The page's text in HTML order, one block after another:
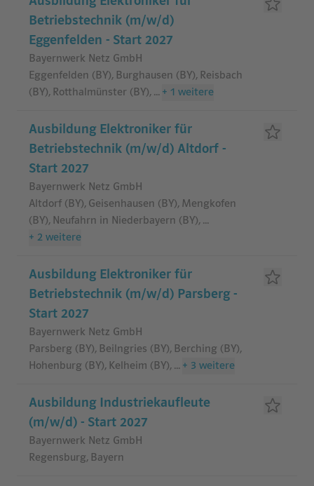
Betriebstechnik (m/w/d)
Eggenfelden - Start 2027
Bayernwerk Netz GmbH
Eggenfelden (BY), Burghausen (BY), Reisbach
(BY), Rotthalmünster (BY), ... + 1 weitere
Ausbildung Elektroniker für
Betriebstechnik (m/w/d) Altdorf -
Start 2027
Bayernwerk Netz GmbH
Altdorf (BY), Geisenhausen (BY), Mengkofen
(BY), Neufahrn in Niederbayern (BY), ...
+ 2 weitere
Ausbildung Elektroniker für
Betriebstechnik (m/w/d) Parsberg -
Start 2027
Bayernwerk Netz GmbH
Parsberg (BY), Beilngries (BY), Berching (BY),
Hohenburg (BY), Kelheim (BY), ... + 3 weitere
Ausbildung Industriekaufleute
(m/w/d) - Start 2027
Bayernwerk Netz GmbH
Regensburg, Bayern